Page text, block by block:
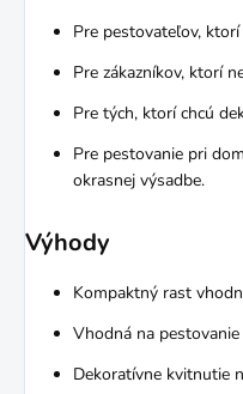
Pre pestovateľov,
Pre zákazníkov, ktorí
Pre tých, ktorí chcú
Pre pestovanie pri
okrasnej výsadbe.
Výhody
Kompaktný rast
Vhodná na
Dekoratívne kvitnutie